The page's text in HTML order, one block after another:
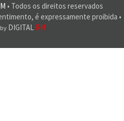
• Todos os direitos reservados
é expressamente proibida •
DIGITAL RM